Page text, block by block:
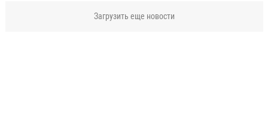
Загрузить еще новости